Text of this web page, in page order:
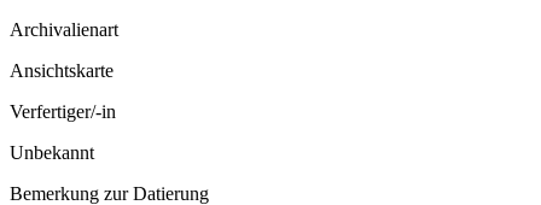
Archivalienart
Ansichtskarte
Verfertiger/-in
Unbekannt
Bemerkung zur Datierung